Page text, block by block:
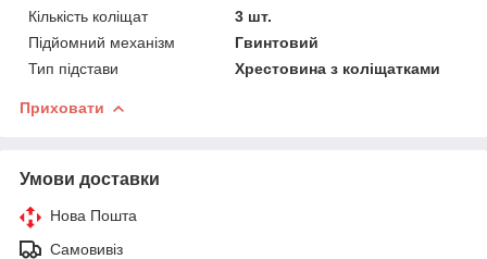
Кількість коліщат
3 шт.
Підйомний механізм
Гвинтовий
Тип підстави
Хрестовина з коліщатками
Приховати
Умови доставки
Нова Пошта
Самовивіз